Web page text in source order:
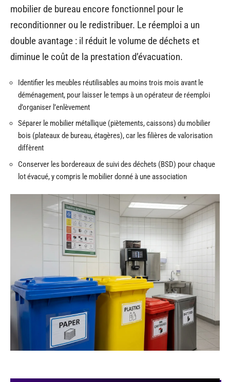
mobilier de bureau encore fonctionnel pour le
reconditionner ou le redistribuer. Le réemploi a un
double avantage : il réduit le volume de déchets et
diminue le coût de la prestation d’évacuation.
Identifier les meubles réutilisables au moins trois mois avant le
déménagement, pour laisser le temps à un opérateur de réemploi
d’organiser l’enlèvement
Séparer le mobilier métallique (piètements, caissons) du mobilier
bois (plateaux de bureau, étagères), car les filières de valorisation
diffèrent
Conserver les bordereaux de suivi des déchets (BSD) pour chaque
lot évacué, y compris le mobilier donné à une association